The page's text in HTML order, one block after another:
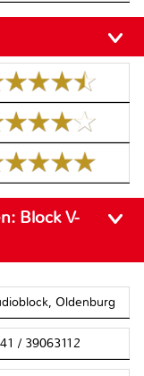
Block V-
Oldenburg
/ 39063112